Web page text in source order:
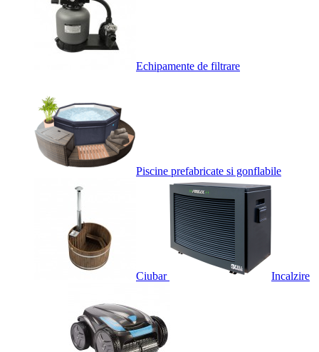
Echipamente de filtrare
Piscine prefabricate si gonflabile
Ciubar Incalzire